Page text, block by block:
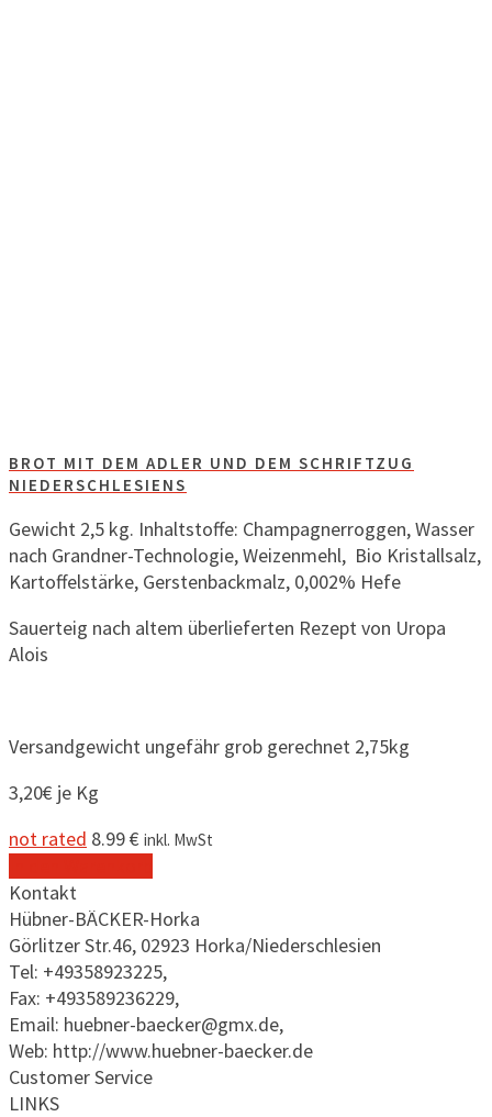
BROT MIT DEM ADLER UND DEM SCHRIFTZUG
NIEDERSCHLESIENS
Gewicht 2,5 kg. Inhaltstoffe: Champagnerroggen, Wasser
nach Grandner-Technologie, Weizenmehl, Bio Kristallsalz,
Kartoffelstärke, Gerstenbackmalz, 0,002% Hefe
Sauerteig nach altem überlieferten Rezept von Uropa
Alois
Versandgewicht ungefähr grob gerechnet 2,75kg
3,20€ je Kg
not rated 8.99€ inkl. MwSt
Kontakt
Hübner-BÄCKER-Horka
Görlitzer Str.46, 02923 Horka/Niederschlesien
Tel: +49358923225,
Fax: +493589236229,
Email: huebner-baecker@gmx.de,
Web: http://www.huebner-baecker.de
Customer Service
LINKS